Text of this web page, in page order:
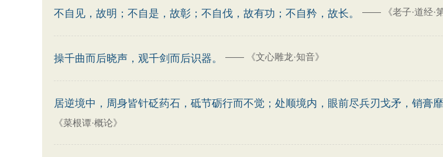
不自见，故明；不自是，故彰；不自伐，故有功；不自矜，故长。 —— 《老子·道经·
操千曲而后晓声，观千剑而后识器。 —— 《文心雕龙·知音》
居逆境中，周身皆针砭药石，砥节砺行而不觉；处顺境内，眼前尽兵刃戈矛，销膏靡
《菜根谭·概论》